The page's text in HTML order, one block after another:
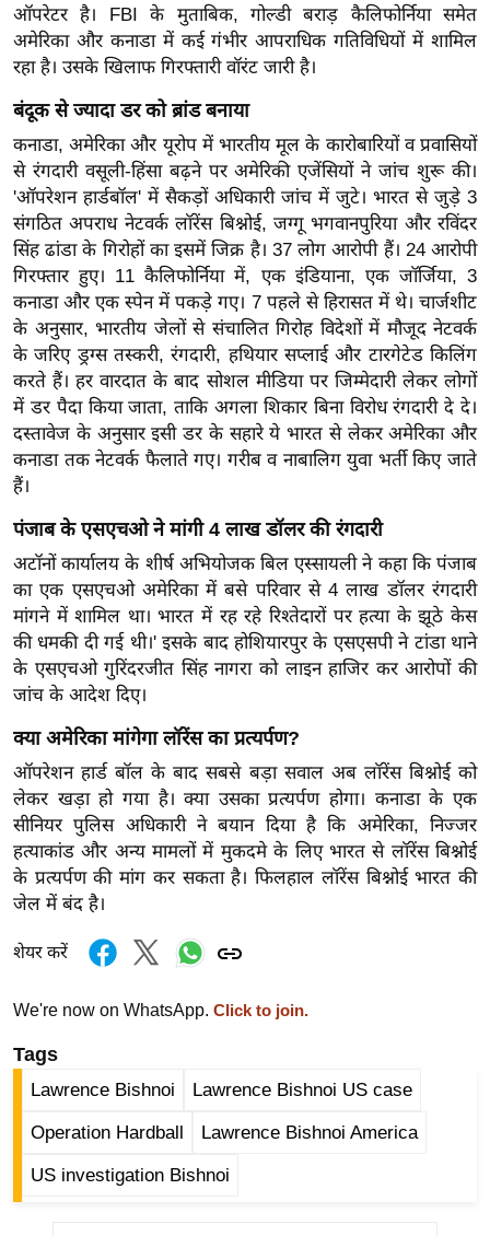
/
फै
श
न
घ
रे
लू
नु
स्खे
प
र्य
ट
न
स्थ
ल
फि
ट
ने
स
मं
त्रा
रि
ले
श
शि
प
रा
ज
नी
ति
श्ले
ण
स
म
म
यि
ऑपरेटर है। FBI के मुताबिक, गोल्डी बराड़ कैलिफोर्निया समेत
अमेरिका और कनाडा में कई गंभीर आपराधिक गतिविधियों में शामिल
रहा है। उसके खिलाफ गिरफ्तारी वॉरंट जारी है।
बंदूक से ज्यादा डर को ब्रांड बनाया
कनाडा, अमेरिका और यूरोप में भारतीय मूल के कारोबारियों व प्रवासियों
से रंगदारी वसूली-हिंसा बढ़ने पर अमेरिकी एजेंसियों ने जांच शुरू की।
'ऑपरेशन हार्डबॉल' में सैकड़ों अधिकारी जांच में जुटे। भारत से जुड़े 3
संगठित अपराध नेटवर्क लॉरेंस बिश्नोई, जग्गू भगवानपुरिया और रविंदर
सिंह ढांडा के गिरोहों का इसमें जिक्र है। 37 लोग आरोपी हैं। 24 आरोपी
गिरफ्तार हुए। 11 कैलिफोर्निया में, एक इंडियाना, एक जॉर्जिया, 3
कनाडा और एक स्पेन में पकड़े गए। 7 पहले से हिरासत में थे। चार्जशीट
के अनुसार, भारतीय जेलों से संचालित गिरोह विदेशों में मौजूद नेटवर्क
के जरिए ड्रग्स तस्करी, रंगदारी, हथियार सप्लाई और टारगेटेड किलिंग
करते हैं। हर वारदात के बाद सोशल मीडिया पर जिम्मेदारी लेकर लोगों
में डर पैदा किया जाता, ताकि अगला शिकार बिना विरोध रंगदारी दे दे।
दस्तावेज के अनुसार इसी डर के सहारे ये भारत से लेकर अमेरिका और
कनाडा तक नेटवर्क फैलाते गए। गरीब व नाबालिग युवा भर्ती किए जाते
हैं।
पंजाब के एसएचओ ने मांगी 4 लाख डॉलर की रंगदारी
अटॉनों कार्यालय के शीर्ष अभियोजक बिल एस्सायली ने कहा कि पंजाब
का एक एसएचओ अमेरिका में बसे परिवार से 4 लाख डॉलर रंगदारी
मांगने में शामिल था। भारत में रह रहे रिश्तेदारों पर हत्या के झूठे केस
की धमकी दी गई थी।' इसके बाद होशियारपुर के एसएसपी ने टांडा थाने
के एसएचओ गुरिंदरजीत सिंह नागरा को लाइन हाजिर कर आरोपों की
जांच के आदेश दिए।
क्या अमेरिका मांगेगा लॉरेंस का प्रत्यर्पण?
ऑपरेशन हार्ड बॉल के बाद सबसे बड़ा सवाल अब लॉरेंस बिश्नोई को
लेकर खड़ा हो गया है। क्या उसका प्रत्यर्पण होगा। कनाडा के एक
सीनियर पुलिस अधिकारी ने बयान दिया है कि अमेरिका, निज्जर
हत्याकांड और अन्य मामलों में मुकदमे के लिए भारत से लॉरेंस बिश्नोई
के प्रत्यर्पण की मांग कर सकता है। फिलहाल लॉरेंस बिश्नोई भारत की
जेल में बंद है।
शेयर करें
We're now on WhatsApp. Click to join.
Tags
Lawrence Bishnoi Lawrence Bishnoi US case
Operation Hardball Lawrence Bishnoi America
US investigation Bishnoi